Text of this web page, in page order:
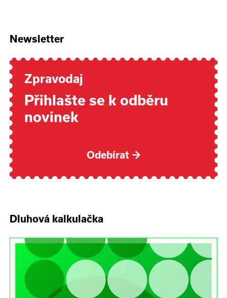
Newsletter
Zpravodaj
Přihlašte se k odběru
novinek
Odebírat →
Dluhová kalkulačka